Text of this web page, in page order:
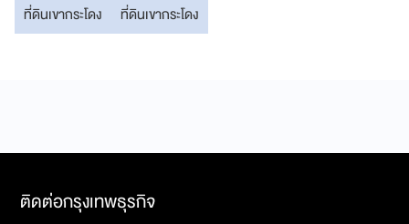
ที่ดินเขากระโดง
ที่ดินเขากระโดง​
ติดต่อกรุงเทพธุรกิจ